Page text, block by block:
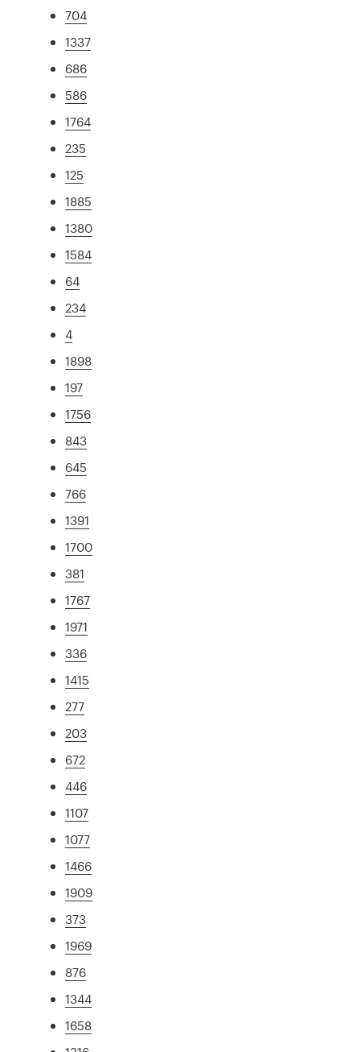
704
1337
686
586
1764
235
125
1885
1380
1584
64
234
4
1898
197
1756
843
645
766
1391
1700
381
1767
1971
336
1415
277
203
672
446
1107
1077
1466
1909
373
1969
876
1344
1658